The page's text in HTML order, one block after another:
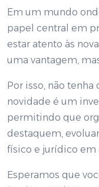
Em um mundo
papel central em
estar atento às
uma vantagem,
Por isso, não
novidade é um
permitindo que
destaquem,
físico e jurídico em
Esperamos que